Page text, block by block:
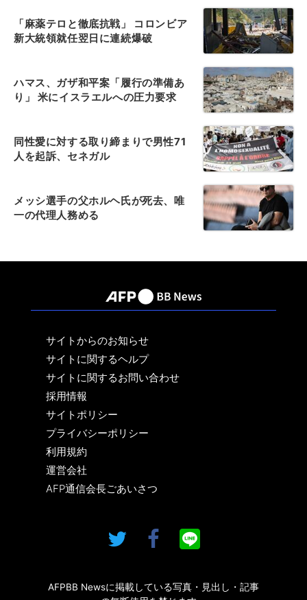
「麻薬テロと徹底抗戦」 コロンビア
新大統領就任翌日に連続爆破
ハマス、ガザ和平案「履行の準備あ
り」 米にイスラエルへの圧力要求
同性愛に対する取り締まりで男性71
人を起訴、セネガル
メッシ選手の父ホルヘ氏が死去、唯
一の代理人務める
サイトからのお知らせ
サイトに関するヘルプ
サイトに関するお問い合わせ
採用情報
サイトポリシー
プライバシーポリシー
利用規約
運営会社
AFP通信会長ごあいさつ
AFPBB Newsに掲載している写真・見出し・記事